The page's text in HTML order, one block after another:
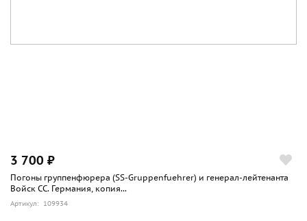
3 700 ₽
Погоны группенфюрера (SS-Gruppenfuehrer) и генерал-лейтенанта
Войск СС. Германия, копия...
Артикул: 109934